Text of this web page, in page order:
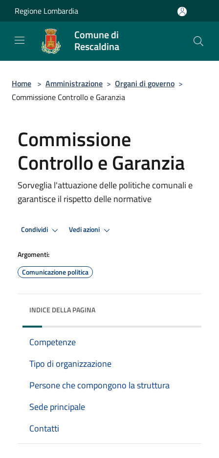
Salta al contenuto principale
Regione Lombardia
Comune di
Rescaldina
Home > Amministrazione > Organi di governo >
Commissione Controllo e Garanzia
Commissione
Controllo e Garanzia
Sorveglia l'attuazione delle politiche comunali e
garantisce il rispetto delle normative
Condividi Vedi azioni
Argomenti:
Comunicazione politica
INDICE DELLA PAGINA
Competenze
Tipo di organizzazione
Persone che compongono la struttura
Sede principale
Contatti